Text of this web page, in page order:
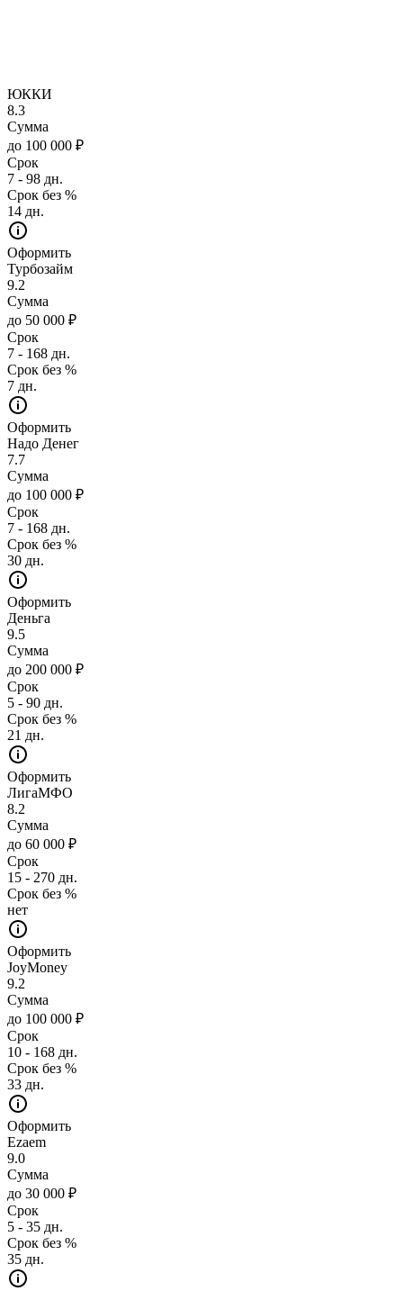
ЮККИ
8.3
Сумма
до 100 000 ₽
Срок
7 - 98 дн.
Срок без %
14 дн.
Оформить
Турбозайм
9.2
Сумма
до 50 000 ₽
Срок
7 - 168 дн.
Срок без %
7 дн.
Оформить
Надо Денег
7.7
Сумма
до 100 000 ₽
Срок
7 - 168 дн.
Срок без %
30 дн.
Оформить
Деньга
9.5
Сумма
до 200 000 ₽
Срок
5 - 90 дн.
Срок без %
21 дн.
Оформить
ЛигаМФО
8.2
Сумма
до 60 000 ₽
Срок
15 - 270 дн.
Срок без %
нет
Оформить
JoyMoney
9.2
Сумма
до 100 000 ₽
Срок
10 - 168 дн.
Срок без %
33 дн.
Оформить
Ezaem
9.0
Сумма
до 30 000 ₽
Срок
5 - 35 дн.
Срок без %
35 дн.